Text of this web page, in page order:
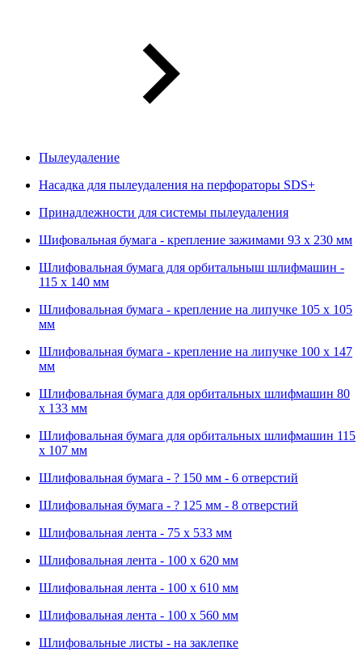
Пылеудаление
Насадка для пылеудаления на перфораторы SDS+
Принадлежности для системы пылеудаления
Шифовальная бумага - крепление зажимами 93 х 230 мм
Шлифовальная бумага для орбитальныш шлифмашин -
115 х 140 мм
Шлифовальная бумага - крепление на липучке 105 х 105
мм
Шлифовальная бумага - крепление на липучке 100 х 147
мм
Шлифовальная бумага для орбитальных шлифмашин 80
х 133 мм
Шлифовальная бумага для орбитальных шлифмашин 115
х 107 мм
Шлифовальная бумага - ? 150 мм - 6 отверстий
Шлифовальная бумага - ? 125 мм - 8 отверстий
Шлифовальная лента - 75 х 533 мм
Шлифовальная лента - 100 х 620 мм
Шлифовальная лента - 100 х 610 мм
Шлифовальная лента - 100 х 560 мм
Шлифовальные листы - на заклепке